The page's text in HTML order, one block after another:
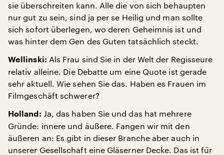
sie überschreiten kann. Alle die von sich behaupten
nur gut zu sein, sind ja per se Heilig und man sollte
sich sofort überlegen, wo deren Geheimnis ist und
was hinter dem Gen des Guten tatsächlich steckt.
Wellinski: Als Frau sind Sie in der Welt der Regisseure
relativ alleine. Die Debatte um eine Quote ist gerade
sehr aktuell. Wie sehen Sie das. Haben es Frauen im
Filmgeschäft schwerer?
Holland: Ja, das haben Sie und das hat mehrere
Gründe: innere und äußere. Fangen wir mit den
äußeren an: Es gibt in dieser Branche aber auch in
unserer Gesellschaft eine Gläserner Decke. Das ist für